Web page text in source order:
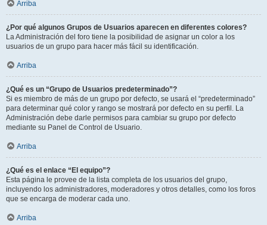
Arriba
¿Por qué algunos Grupos de Usuarios aparecen en diferentes colores?
La Administración del foro tiene la posibilidad de asignar un color a los
usuarios de un grupo para hacer más fácil su identificación.
Arriba
¿Qué es un “Grupo de Usuarios predeterminado”?
Si es miembro de más de un grupo por defecto, se usará el “predeterminado”
para determinar qué color y rango se mostrará por defecto en su perfil. La
Administración debe darle permisos para cambiar su grupo por defecto
mediante su Panel de Control de Usuario.
Arriba
¿Qué es el enlace “El equipo”?
Esta página le provee de la lista completa de los usuarios del grupo,
incluyendo los administradores, moderadores y otros detalles, como los foros
que se encarga de moderar cada uno.
Arriba